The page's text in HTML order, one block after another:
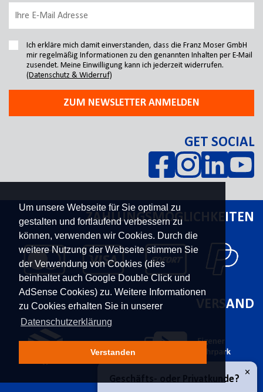
Um unsere Webseite für Sie optimal zu
gestalten und fortlaufend verbessern zu
können, verwenden wir Cookies. Durch die
weitere Nutzung der Webseite stimmen Sie
der Verwendung von Cookies (dies
beinhaltet auch Google Double Click und
AdSense Cookies) zu. Weitere Informationen
zu Cookies erhalten Sie in unserer
Datenschutzerklärung
Verstanden
Ich erkläre mich damit einverstanden, dass die Franz Moser GmbH
mir regelmäßig Informationen zu den genannten Inhalten per E-Mail
zusendet. Meine Einwilligung kann ich jederzeit widerrufen.
(Datenschutz & Widerruf)
ZUM NEWSLETTER ANMELDEN
GET SOCIAL
ZAHLUNGSMÖGLICHKEITEN
VERSAND
×
Geschäfts- oder Privatkunde?